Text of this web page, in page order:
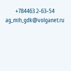
+784463 2-63-54
ag_mih_gdk@volganet.ru